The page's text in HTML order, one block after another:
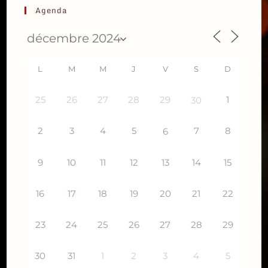
Agenda
L M M J V S D
25 26 27 28 29 30 1
2 3 4 5 6 7 8
9 10 11 12 13 14 15
16 17 18 19 20 21 22
23 24 25 26 27 28 29
30 31 1 2 3 4 5